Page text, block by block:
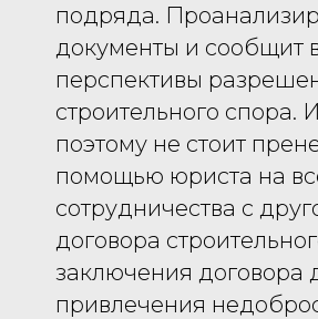
подряда.
документы и сообщит
перспективы
строительного спора.
поэтому не стоит
помощью юриста на
сотрудничества с
договора
заключения договора
привлечения